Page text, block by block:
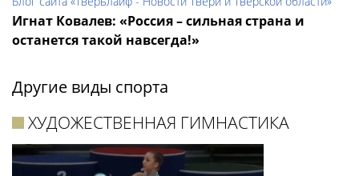
Игнат Ковалев: «Россия – сильная страна и
останется такой навсегда!»
Другие виды спорта
ХУДОЖЕСТВЕННАЯ ГИМНАСТИКА